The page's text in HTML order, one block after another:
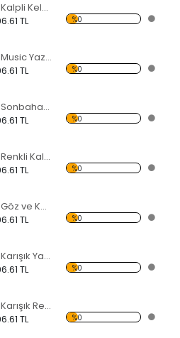
Daire Kesimli Kalpli Kelebekli Dekoratif Ahşap Çerçeveli Ayna
TL %0
Daire Kesimli Music Yazılı Kelebekli Dekoratif Ahşap Çerçeveli Ayna
TL %0
Daire Kesimli Sonbahar ve Kelebekli Dekoratif Ahşap Çerçeveli Ayna
TL %0
Daire Kesimli Renkli Kalpli Kelebekli Dekoratif Ahşap Çerçeveli Ayna
TL %0
Daire Kesimli Göz ve Kelebekli Dekoratif Ahşap Çerçeveli Ayna
TL %0
Daire Kesimli Karışık Yazılı ve Kelebekli Dekoratif Ahşap Çerçeveli Ayna
TL %0
Daire Kesimli Karışık Renkler ve Kelebekli Dekoratif Ahşap Çerçeveli Ayna
TL %0